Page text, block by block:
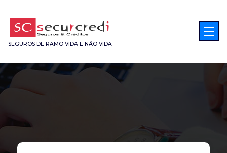
para
conteúdo
SEGUROS DE RAMO VIDA E NÃO VIDA